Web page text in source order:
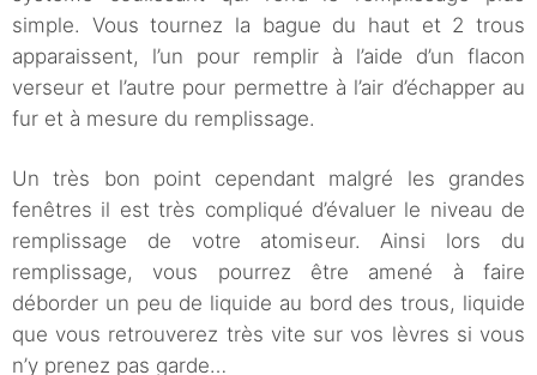
simple. Vous tournez la bague du haut et 2 trous
apparaissent, l’un pour remplir à l’aide d’un flacon
verseur et l’autre pour permettre à l’air d’échapper au
fur et à mesure du remplissage.
Un très bon point cependant malgré les grandes
fenêtres il est très compliqué d’évaluer le niveau de
remplissage de votre atomiseur. Ainsi lors du
remplissage, vous pourrez être amené à faire
déborder un peu de liquide au bord des trous, liquide
que vous retrouverez très vite sur vos lèvres si vous
n’y prenez pas garde…